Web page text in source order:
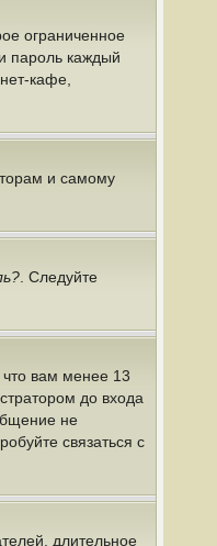
ограниченное
пароль каждый
кафе,
и самому
. Следуйте
вам менее 13
до входа
не
связаться с
длительное